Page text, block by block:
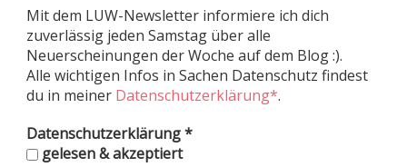
Mit dem LUW-Newsletter informiere ich dich
zuverlässig jeden Samstag über alle
Neuerscheinungen der Woche auf dem Blog :).
Alle wichtigen Infos in Sachen Datenschutz findest
du in meiner Datenschutzerklärung*.
Datenschutzerklärung*
gelesen & akzeptiert